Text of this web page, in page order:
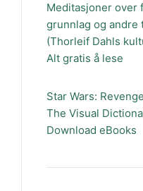
Meditasjoner over
grunnlag og andre
(Thorleif Dahls
Alt gratis å lese
Star Wars:
The Visual
Download eBooks